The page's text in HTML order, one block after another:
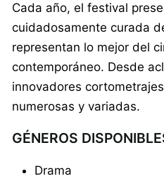
Cada año, el festival
cuidadosamente curada
representan lo mejor del
contemporáneo. Desde
innovadores
numerosas y variadas.
GÉNEROS
Drama